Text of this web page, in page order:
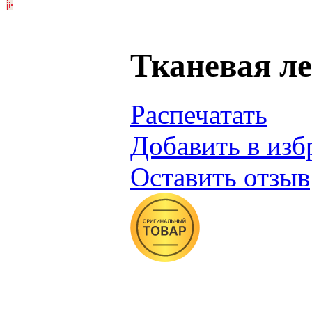
Тканевая
Распечатать
Добавить в
Оставить отзыв